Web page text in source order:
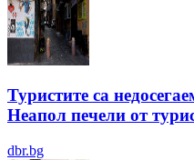
Туристите са
Неапол печели от
dbr.bg